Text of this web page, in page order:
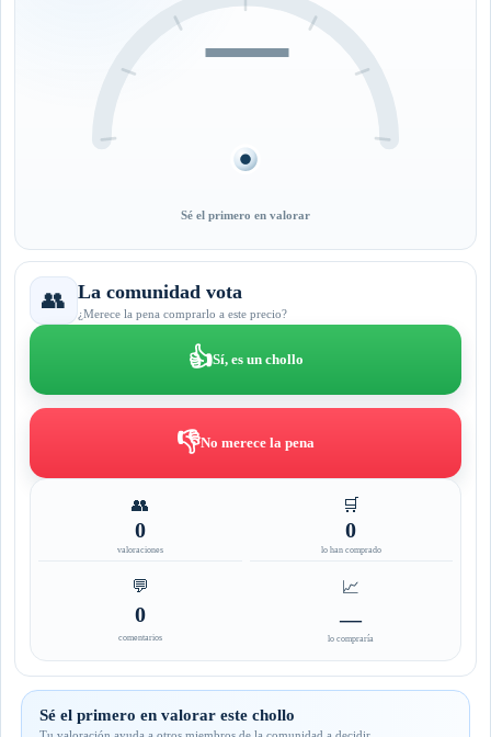
—
Sé el primero en valorar
👥 La comunidad vota
¿Merece la pena comprarlo a este precio?
👍Sí, es un chollo
👎No merece la pena
👥
0
valoraciones
🛒
0
lo han comprado
💬
0
comentarios
📈
—
lo compraría
Sé el primero en valorar este chollo